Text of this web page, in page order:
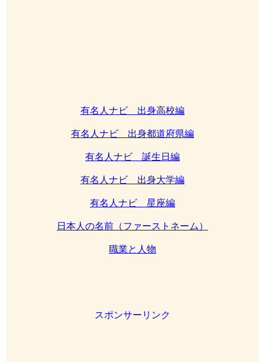
有名人ナビ 出身高校編
有名人ナビ 出身都道府県編
有名人ナビ 誕生日編
有名人ナビ 出身大学編
有名人ナビ 星座編
日本人の名前（ファーストネーム）
職業と人物
スポンサーリンク